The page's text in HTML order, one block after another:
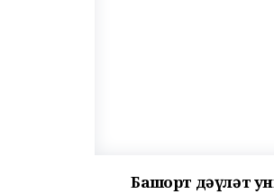
Башҡорт дәүләт